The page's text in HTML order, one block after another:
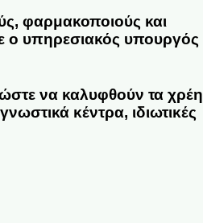
φαρμακοποιούς και
ο υπηρεσιακός υπουργός
να καλυφθούν τα χρέη
κέντρα, ιδιωτικές